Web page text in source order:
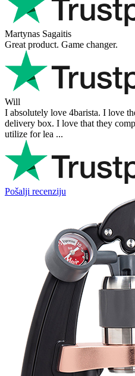
Martynas Sagaitis
Great product. Game changer.
Will
I absolutely love 4barista. I love
delivery box. I love that they
utilize for lea ...
Pošalji recenziju